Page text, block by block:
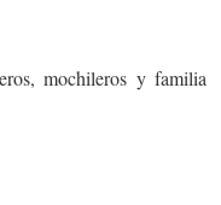
mochileros y familia